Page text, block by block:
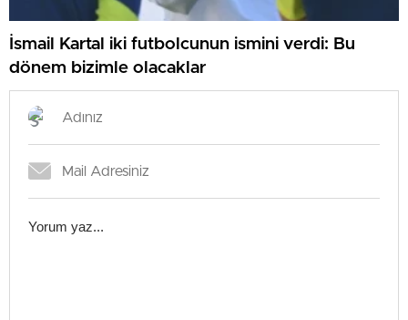
İsmail Kartal iki futbolcunun ismini verdi: Bu
dönem bizimle olacaklar